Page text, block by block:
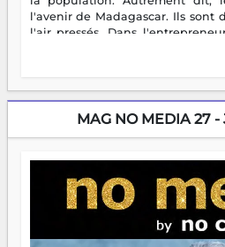
l'avenir de Madagascar. Ils sont
l'air pressés. Dans
plus nombreux à se lancer, à
sans filet, souvent sans aide,
dorment vraiment la nuit. En
encore meilleures. Aina
Prix RFI Instrumental Afrique.
jeunes qui tiennent la
s'arrêter là, applaudir et rentrer
serait passer à côté d'une chose
brûle fort — et parfois, ça brûle
direction peut éclairer autant
là que les aînés entrent en
MAG NO MEDIA 27 -